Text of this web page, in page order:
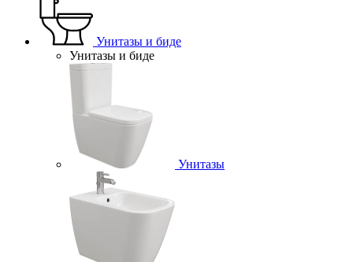
Унитазы и биде
Унитазы и биде
Унитазы